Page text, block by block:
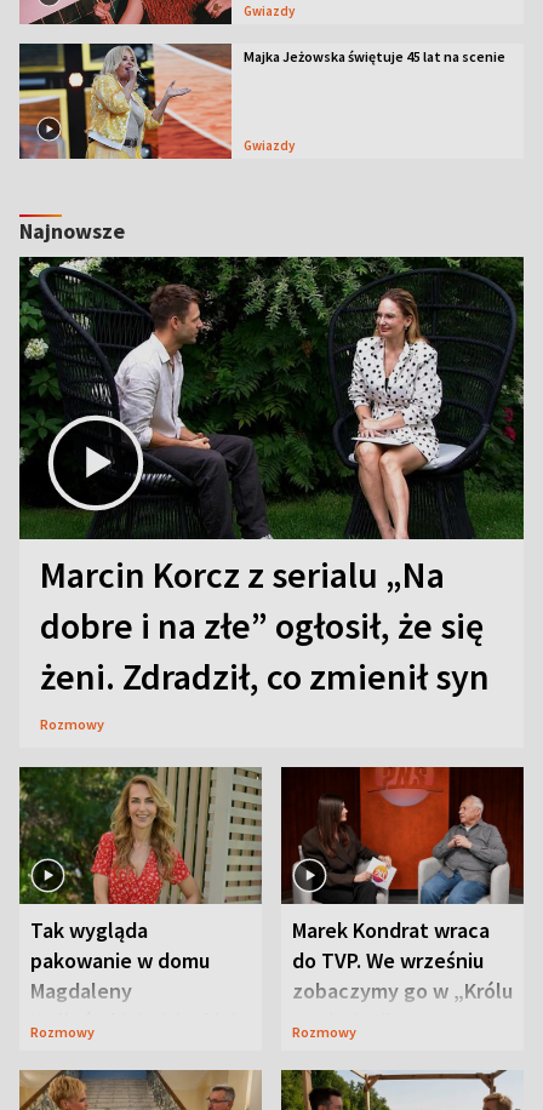
Gwiazdy
Majka Jeżowska świętuje 45 lat na scenie
Gwiazdy
Najnowsze
Marcin Korcz z serialu „Na
dobre i na złe” ogłosił, że się
żeni. Zdradził, co zmienił syn
Rozmowy
Tak wygląda
pakowanie w domu
Magdaleny
Waligórskiej-Lisieckiej.
Rozmowy
Marek Kondrat wraca
do TVP. We wrześniu
zobaczymy go w „Królu
Maciusiu I”
Rozmowy